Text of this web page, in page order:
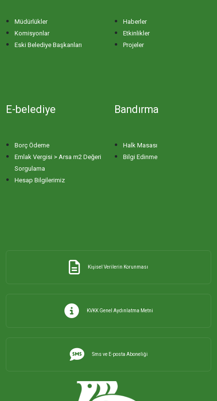
Müdürlükler
Komisyonlar
Eski Belediye Başkanları
Haberler
Etkinlikler
Projeler
E-belediye
Borç Ödeme
Emlak Vergisi > Arsa m2 Değeri
Sorgulama
Hesap Bilgilerimiz
Bandırma
Halk Masası
Bilgi Edinme
Kişisel Verilerin Korunması
KVKK Genel Aydınlatma Metni
Sms ve E-posta Aboneliği